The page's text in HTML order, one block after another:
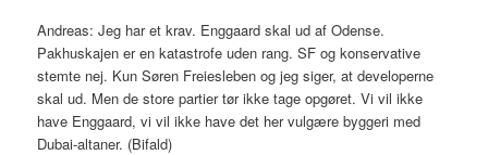
Andreas: Jeg har et krav. Enggaard skal ud af Odense.
Pakhuskajen er en katastrofe uden rang. SF og konservative
stemte nej. Kun Søren Freiesleben og jeg siger, at developerne
skal ud. Men de store partier tør ikke tage opgøret. Vi vil ikke
have Enggaard, vi vil ikke have det her vulgære byggeri med
Dubai-altaner. (Bifald)